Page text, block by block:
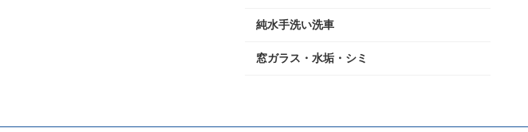
純水手洗い洗車
窓ガラス・水垢・シミ